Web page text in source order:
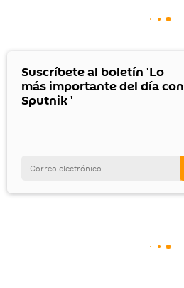
Suscríbete al boletín 'Lo
más importante del día con
Sputnik '